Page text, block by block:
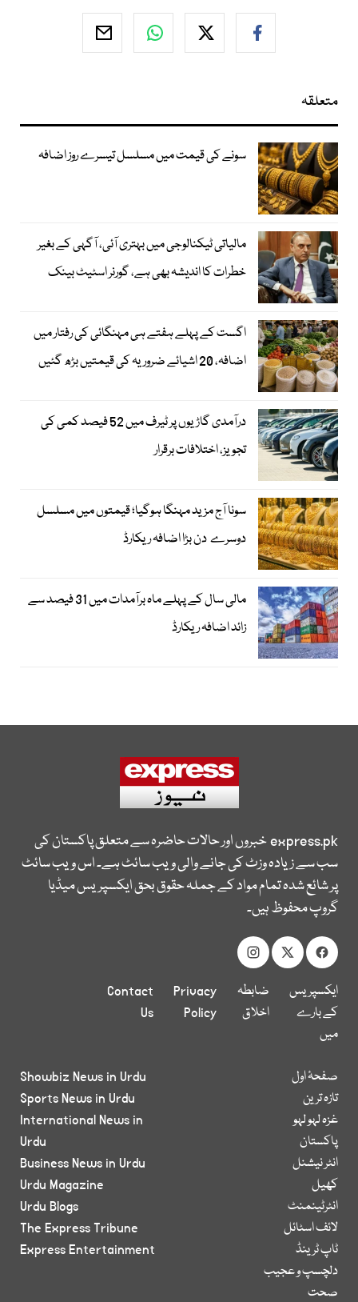
متعلقہ
سونے کی قیمت میں مسلسل تیسرے روز اضافہ
مالیاتی ٹیکنالوجی میں بہتری آئی، آگہی کے بغیر
خطرات کا اندیشہ بھی ہے، گورنر اسٹیٹ بینک
اگست کے پہلے ہفتے ہی مہنگائی کی رفتار میں
اضافہ، 20 اشیائے ضروریہ کی قیمتیں بڑھ گئیں
درآمدی گاڑیوں پر ٹیرف میں 52 فیصد کمی کی
تجویز، اختلافات برقرار
سونا آج مزید مہنگا ہوگیا؛ قیمتوں میں مسلسل
دوسرے دن بڑا اضافہ ریکارڈ
مالی سال کے پہلے ماہ برآمدات میں 31 فیصد سے
زائد اضافہ ریکارڈ
express.pkخبروں اور حالات حاضرہ سے متعلق پاکستان کی
سب سے زیادہ وزٹ کی جانے والی ویب سائٹ ہے۔ اس ویب سائٹ
پر شائع شدہ تمام مواد کے جملہ حقوق بحق ایکسپریس میڈیا
گروپ محفوظ ہیں۔
ایکسپریس
کے بارے
میں
ضابطہ
اخلاق
Privacy
Policy
Contact
Us
صفحۂ اول
تازہ ترین
غزہ لہو لہو
پاکستان
انٹر نیشنل
کھیل
انٹرٹینمنٹ
لائف اسٹائل
ٹاپ ٹرینڈ
دلچسپ و عجیب
صحت
Showbiz News in Urdu
Sports News in Urdu
International News in
Urdu
Business News in Urdu
Urdu Magazine
Urdu Blogs
The Express Tribune
Express Entertainment